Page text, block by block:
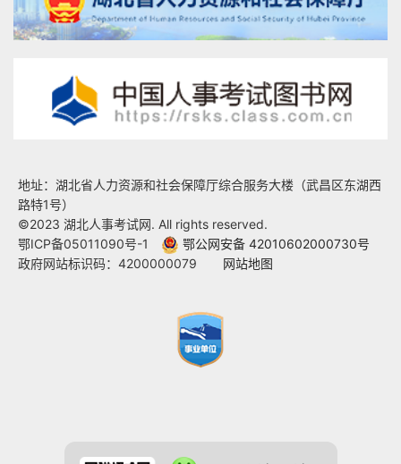
地址：湖北省人力资源和社会保障厅综合服务大楼（武昌区东湖西
路特1号）
©2023 湖北人事考试网. All rights reserved.
鄂ICP备05011090号-1
鄂公网安备 42010602000730号
政府网站标识码：4200000079 网站地图